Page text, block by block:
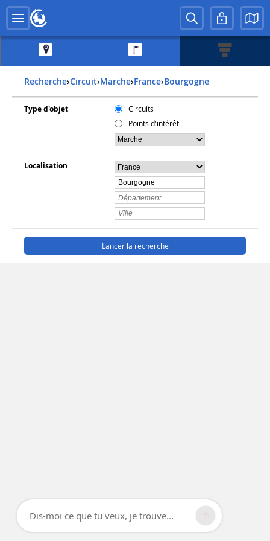
Recherche› Circuit› Marche› france› bourgogne
Type d'objet
Circuits
Points d'intérêt
Localisation
Dis-moi ce que tu veux, je trouve...